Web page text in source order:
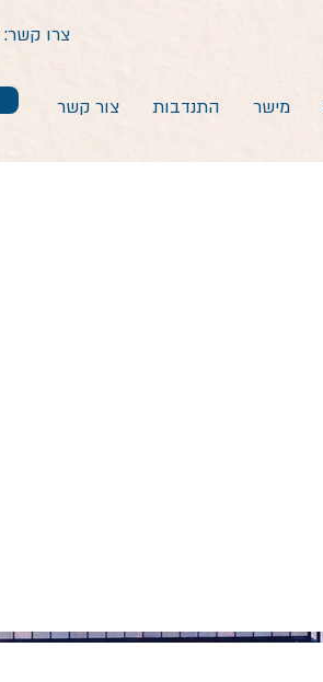
צרו קשר: 04-6619002 | 058-6619009
מישר התנדבות צור קשר